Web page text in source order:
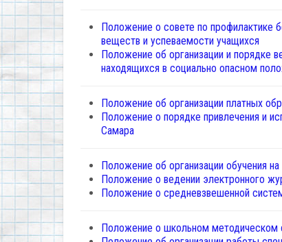
Положение о совете по профилактике
веществ и успеваемости учащихся
Положение об организации и порядке
находящихся в социально опасном
Положение об организации платных
Положение о порядке привлечения и
Самара
Положение об организации обучения
Положение о ведении электронного
Положение о средневзвешенной
Положение о школьном методическом